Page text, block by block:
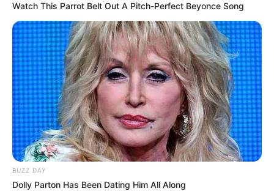
Watch This Parrot Belt Out A Pitch-Perfect Beyonce Song
BUZZ DAY
Dolly Parton Has Been Dating Him All Along